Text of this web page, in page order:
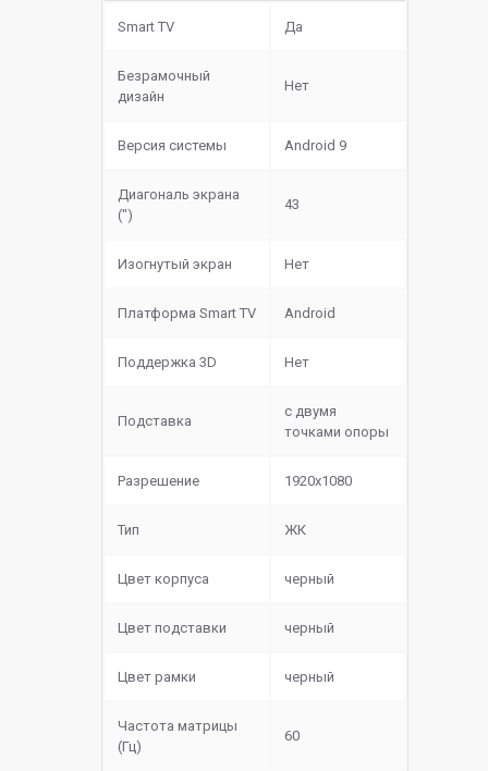
Smart TV Да
Безрамочный
дизайн
Нет
Версия системы Android 9
Диагональ экрана
(")
43
Изогнутый экран Нет
Платформа Smart TV Android
Поддержка 3D Нет
Подставка
с двумя
точками опоры
Разрешение 1920x1080
Тип ЖК
Цвет корпуса черный
Цвет подставки черный
Цвет рамки черный
Частота матрицы
(Гц)
60